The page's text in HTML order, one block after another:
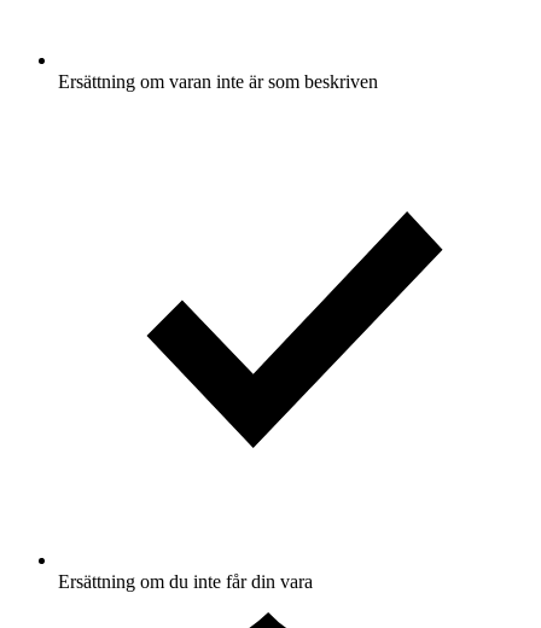
Ersättning om varan inte är som beskriven
Ersättning om du inte får din vara